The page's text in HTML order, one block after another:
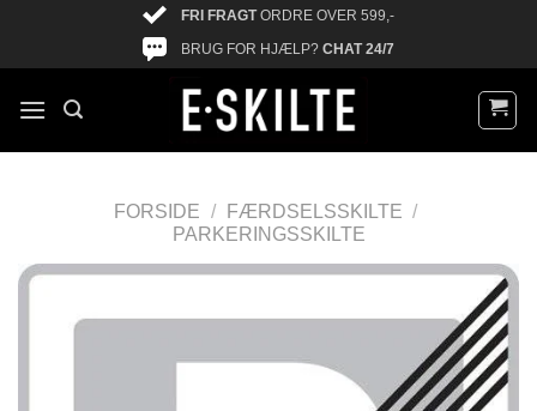
FRI FRAGTORDRE OVER 599,-
BRUG FOR HJÆLP? CHAT 24/7
FORSIDE / FÆRDSELSSKILTE /
PARKERINGSSKILTE